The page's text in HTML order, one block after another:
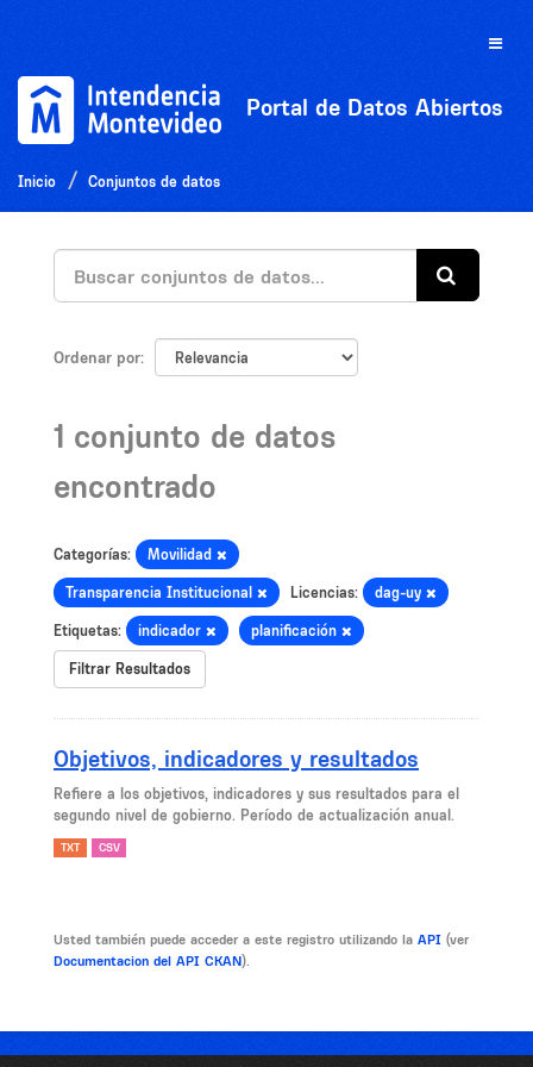
Toggle
Portal de Datos Abiertos
Inicio Conjuntos de datos
Ordenar por
1 conjunto de datos
encontrado
Categorías: Movilidad
Transparencia Institucional Licencias: dag-uy
Etiquetas: indicador planificación
Filtrar Resultados
Objetivos, indicadores y resultados
Refiere a los objetivos, indicadores y sus resultados para el
segundo nivel de gobierno. Período de actualización anual.
TXT CSV
Usted también puede acceder a este registro utilizando la API (ver
Documentacion del API CKAN).